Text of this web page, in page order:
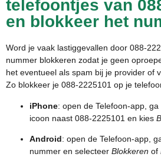
telefoontjes van
en blokkeer het
Word je vaak lastiggevallen door 088-
nummer blokkeren zodat je geen
het eventueel als spam bij je provider of
Zo blokkeer je 088-2225101 op je
iPhone: open de Telefoon-app, ga
icoon naast 088-2225101 en kies
Android: open de Telefoon-app,
nummer en selecteer Blokkeren of